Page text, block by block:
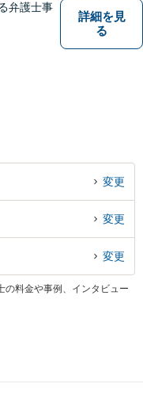
弁護士事
詳細を見
る
変更
変更
変更
の料金や事例、インタビュー